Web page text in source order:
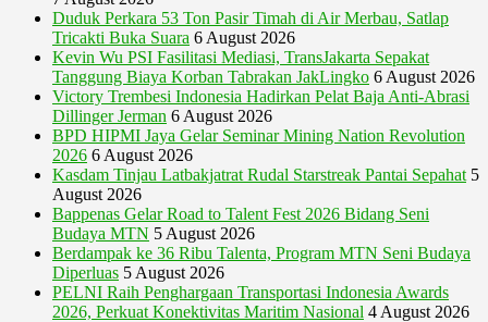
Duduk Perkara 53 Ton Pasir Timah di Air Merbau, Satlap
Tricakti Buka Suara 6 August 2026
Kevin Wu PSI Fasilitasi Mediasi, TransJakarta Sepakat
Tanggung Biaya Korban Tabrakan JakLingko 6 August 2026
Victory Trembesi Indonesia Hadirkan Pelat Baja Anti-Abrasi
Dillinger Jerman 6 August 2026
BPD HIPMI Jaya Gelar Seminar Mining Nation Revolution
2026 6 August 2026
Kasdam Tinjau Latbakjatrat Rudal Starstreak Pantai Sepahat 5
August 2026
Bappenas Gelar Road to Talent Fest 2026 Bidang Seni
Budaya MTN 5 August 2026
Berdampak ke 36 Ribu Talenta, Program MTN Seni Budaya
Diperluas 5 August 2026
PELNI Raih Penghargaan Transportasi Indonesia Awards
2026, Perkuat Konektivitas Maritim Nasional 4 August 2026